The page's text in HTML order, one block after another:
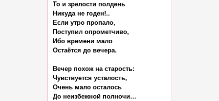
То и зрелости полдень
Никуда не годен!..
Если утро пропало,
Поступил опрометчиво,
Ибо времени мало
Остаётся до вечера.
Вечер похож на старость:
Чувствуется усталость,
Очень мало осталось
До неизбежной полночи…